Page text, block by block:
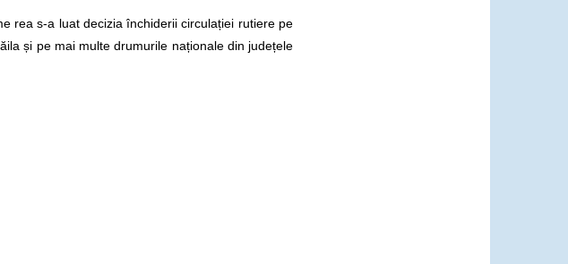
rea s-a luat decizia închiderii circulației rutiere pe
și pe mai multe drumurile naționale din județele